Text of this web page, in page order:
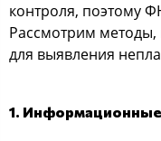
контроля, поэтому
Рассмотрим методы,
для выявления
1.